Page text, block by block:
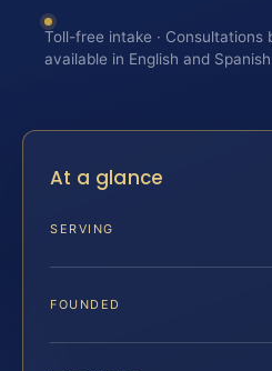
Toll-free intake · Consultations
available in English and Spanish
At a glance
SERVING
FOUNDED